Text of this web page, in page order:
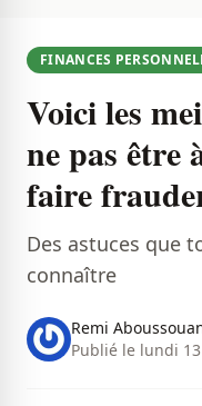
FINANCES
Voici les
ne pas être
faire
Des astuces que
connaître
Remi
Publié le lundi